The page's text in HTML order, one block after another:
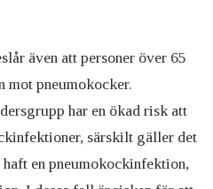
även att personer över 65
mot pneumokocker.
har en ökad risk att
särskilt gäller det
en pneumokockinfektion,